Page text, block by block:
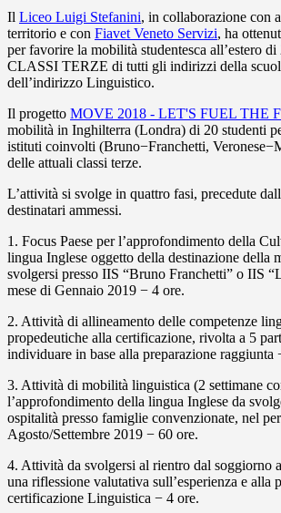
Il Liceo Luigi Stefanini, in collaborazione con
territorio e con Fiavet Veneto Servizi, ha
per favorire la mobilità studentesca all’estero
CLASSI TERZE di tutti gli indirizzi della
dell’indirizzo Linguistico.
Il progetto MOVE 2018 - LET'S FUEL THE
mobilità in Inghilterra (Londra) di 20 studenti
istituti coinvolti (Bruno−Franchetti,
delle attuali classi terze.
L’attività si svolge in quattro fasi, precedute
destinatari ammessi.
1. Focus Paese per l’approfondimento della
lingua Inglese oggetto della destinazione della
svolgersi presso IIS “Bruno Franchetti” o IIS
mese di Gennaio 2019 − 4 ore.
2. Attività di allineamento delle competenze
propedeutiche alla certificazione, rivolta a 5
individuare in base alla preparazione raggiunta
3. Attività di mobilità linguistica (2 settimane
l’approfondimento della lingua Inglese da
ospitalità presso famiglie convenzionate, nel
Agosto/Settembre 2019 − 60 ore.
4. Attività da svolgersi al rientro dal soggiorno
una riflessione valutativa sull’esperienza e alla
certificazione Linguistica − 4 ore.